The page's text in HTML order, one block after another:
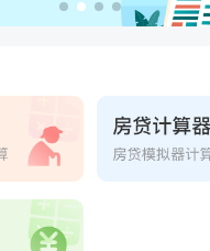
购买了美的1.5L电热水壶
成功预约了尊享版孕前套餐